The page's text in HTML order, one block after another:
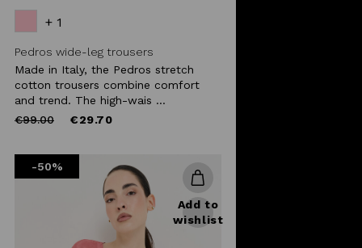
+ 1
Pedros wide-leg trousers
Made in Italy, the Pedros stretch
cotton trousers combine comfort
and trend. The high-wais ...
Price
€99.00to €29.70
-50%
Add to
wishlist